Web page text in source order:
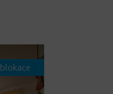
blokace